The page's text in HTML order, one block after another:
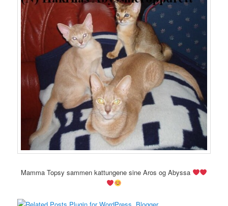
Mamma Topsy sammen kattungene sine Aros og Abyssa